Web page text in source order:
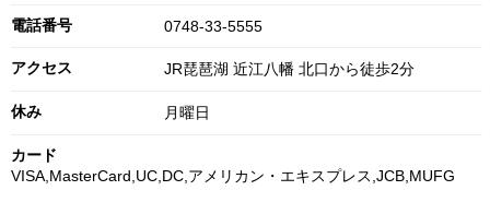
電話番号 0748-33-5555
アクセス JR琵琶湖 近江八幡 北口から徒歩2分
休み 月曜日
カード
VISA,MasterCard,UC,DC,アメリカン・エキスプレス,JCB,MUFG